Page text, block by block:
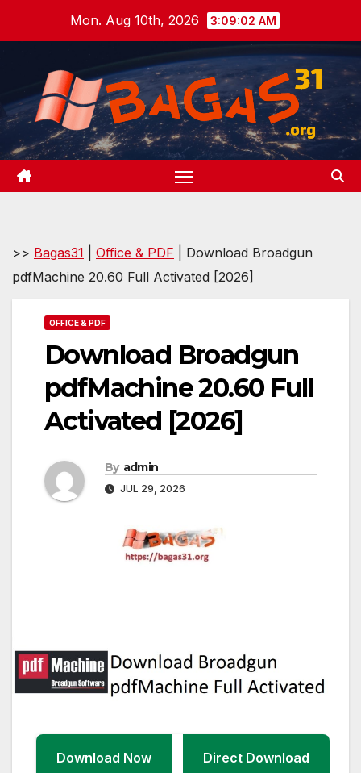
Mon. Aug 10th, 2026 3:09:03 AM
>> Bagas31 Office & PDF
Download Broadgun
pdfMachine 20.60 Full Activated [2026]
OFFICE & PDF
Download Broadgun
pdfMachine 20.60 Full
Activated [2026]
By admin
JUL 29, 2026
Download Now Direct Download